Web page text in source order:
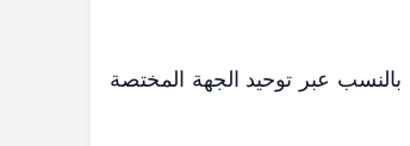
بالنسب عبر توحيد الجهة المختصة